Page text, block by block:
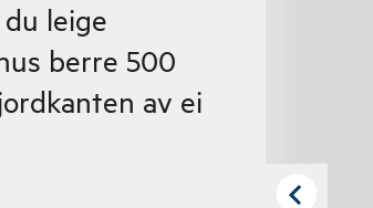
leige
berre 500
av ei